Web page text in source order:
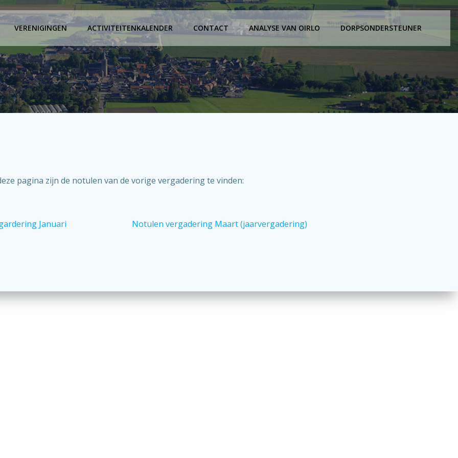
VERENIGINGEN ACTIVITEITENKALENDER CONTACT ANALYSE VAN OIRLO DORPSONDERSTEUNER
pagina zijn de notulen van de vorige vergadering te vinden:
Januari Notulen vergadering Maart (jaarvergadering)